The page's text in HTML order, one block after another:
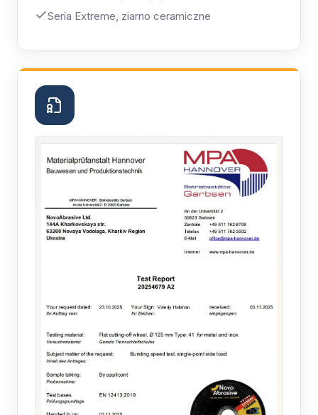
Seria Extreme, ziarno ceramiczne